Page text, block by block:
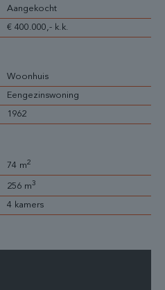
Aangekocht
€ 400.000,- k.k.
Woonhuis
Eengezinswoning
1962
74 m2
256 m3
4 kamers